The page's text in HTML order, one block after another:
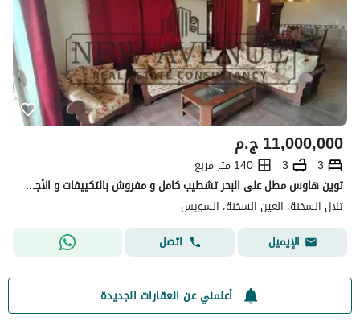
ج.م11,000,000
3
3
140 متر مربع
توين هاوس مطل على البحر تشطيب كامل و مفروش بالتكييفات و الأجهزة (الصف السابع) للبيع في تلال العين السخنة Telal Ain El-Sokhna
تلال السخنة، العين السخنة، السويس
الإيميل
اتصل
أعلمني عن العقارات الجديدة